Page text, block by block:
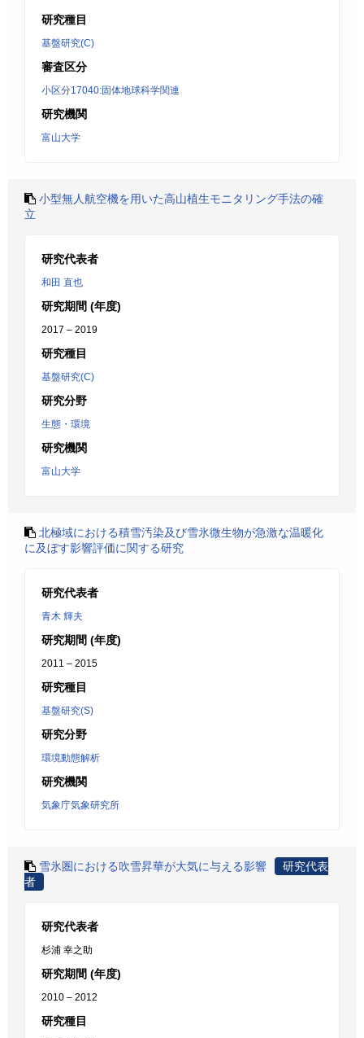
研究種目
基盤研究(C)
審査区分
小区分17040:固体地球科学関連
研究機関
富山大学
小型無人航空機を用いた高山植生モニタリング手法の確
立
研究代表者
和田 直也
研究期間 (年度)
2017 – 2019
研究種目
基盤研究(C)
研究分野
生態・環境
研究機関
富山大学
北極域における積雪汚染及び雪氷微生物が急激な温暖化
に及ぼす影響評価に関する研究
研究代表者
青木 輝夫
研究期間 (年度)
2011 – 2015
研究種目
基盤研究(S)
研究分野
環境動態解析
研究機関
気象庁気象研究所
雪氷圏における吹雪昇華が大気に与える影響
研究代表
者
研究代表者
杉浦 幸之助
研究期間 (年度)
2010 – 2012
研究種目